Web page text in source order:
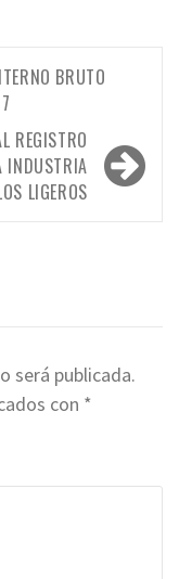
BRUTO
REGISTRO
INDUSTRIA
LIGEROS
será publicada.
con *